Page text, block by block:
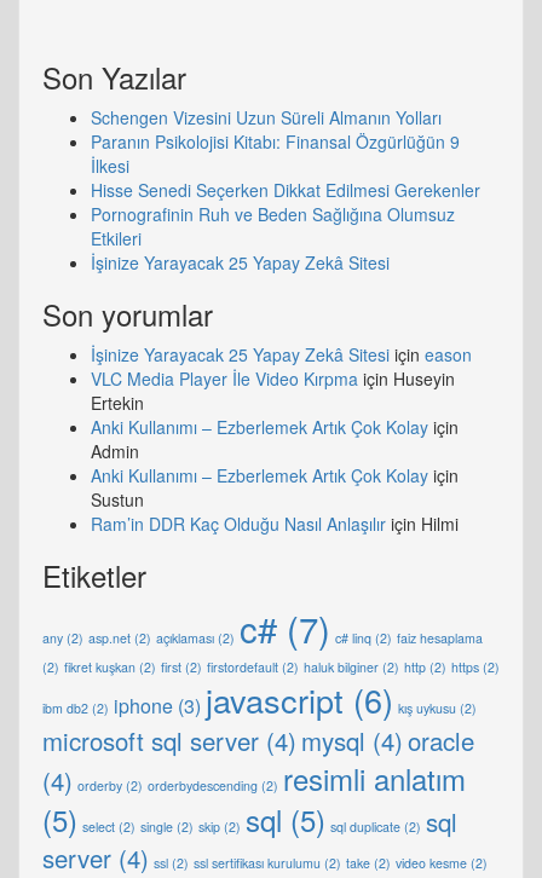
Son Yazılar
Schengen Vizesini Uzun Süreli Almanın Yolları
Paranın Psikolojisi Kitabı: Finansal Özgürlüğün 9
İlkesi
Hisse Senedi Seçerken Dikkat Edilmesi Gerekenler
Pornografinin Ruh ve Beden Sağlığına Olumsuz
Etkileri
İşinize Yarayacak 25 Yapay Zekâ Sitesi
Son yorumlar
İşinize Yarayacak 25 Yapay Zekâ Sitesi için eason
VLC Media Player İle Video Kırpma için Huseyin
Ertekin
Anki Kullanımı – Ezberlemek Artık Çok Kolay için
Admin
Anki Kullanımı – Ezberlemek Artık Çok Kolay için
Sustun
Ram’in DDR Kaç Olduğu Nasıl Anlaşılır için Hilmi
Etiketler
any (2) asp.net (2) açıklaması (2) c# (7) c# linq (2) faiz hesaplama
(2) fikret kuşkan (2) first (2) firstordefault (2) haluk bilginer (2) http (2) https (2)
ibm db2 (2) iphone (3) javascript (6) kış uykusu (2)
microsoft sql server (4) mysql (4)oracle
(4) orderby (2) orderbydescending (2) resimli anlatım
(5) select (2) single (2) skip (2) sql (5) sql duplicate (2) sql
server (4) ssl (2) ssl sertifikası kurulumu (2) take (2) video kesme (2)